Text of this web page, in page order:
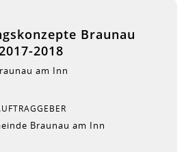
Braunau
2018
am Inn
Braunau am Inn